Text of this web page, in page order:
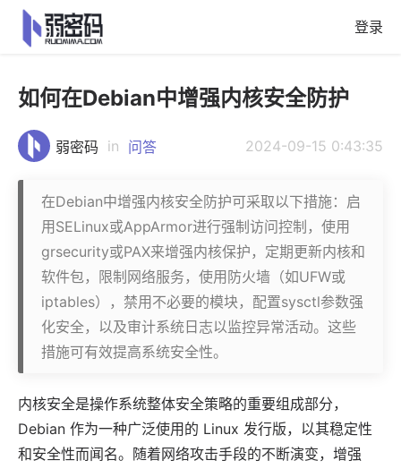
登录
如何在Debian中增强内核安全防护
弱密码 in 问答 2024-09-15 0:43:35
在Debian中增强内核安全防护可采取以下措施：启
用SELinux或AppArmor进行强制访问控制，使用
grsecurity或PAX来增强内核保护，定期更新内核和
软件包，限制网络服务，使用防火墙（如UFW或
iptables），禁用不必要的模块，配置sysctl参数强
化安全，以及审计系统日志以监控异常活动。这些
措施可有效提高系统安全性。
内核安全是操作系统整体安全策略的重要组成部分，
Debian 作为一种广泛使用的 Linux 发行版，以其稳定性
和安全性而闻名。随着网络攻击手段的不断演变，增强